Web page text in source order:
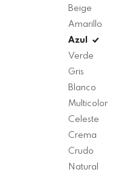
Beige
Amarillo
Azul
Verde
Gris
Blanco
Multicolor
Celeste
Crema
Crudo
Natural